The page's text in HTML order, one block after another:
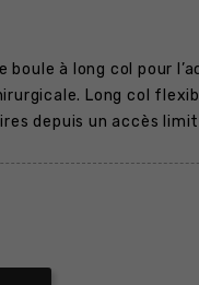
boule à long col pour
Long col
depuis un accès